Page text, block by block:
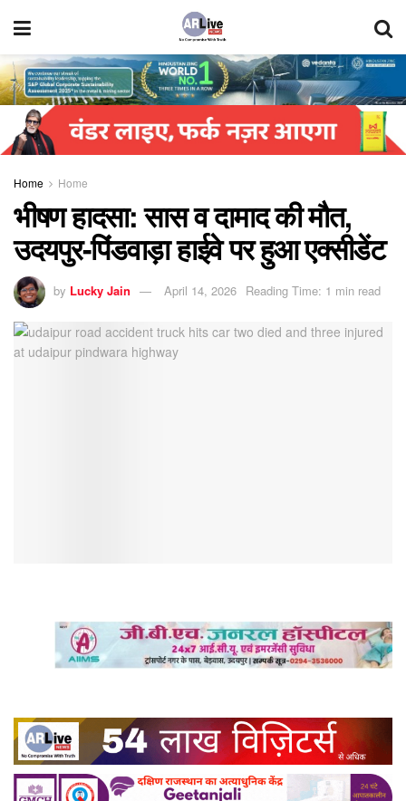
Home Home
भीषण हादसा: सास व दामाद की मौत,
उदयपुर-पिंडवाड़ा हाईवे पर हुआ एक्सीडेंट
by Lucky Jain April 14, 2026 Reading Time: 1 min read